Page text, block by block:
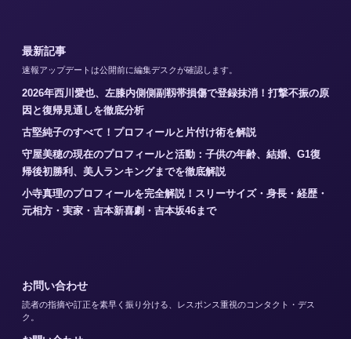
最新記事
速報アップデートは公開前に編集デスクが確認します。
2026年西川愛也、左膝内側側副靱帯損傷で登録抹消！打撃不振の原
因と復帰見通しを徹底分析
古堅純子のすべて！プロフィールと片付け術を解説
守屋美穂の現在のプロフィールと活動：子供の年齢、結婚、G1復
帰後初勝利、美人ランキングまでを徹底解説
小寺真理のプロフィールを完全解説！スリーサイズ・身長・経歴・
元相方・実家・吉本新喜劇・吉本坂46まで
お問い合わせ
読者の指摘や訂正を素早く振り分ける、レスポンス重視のコンタクト・デス
ク。